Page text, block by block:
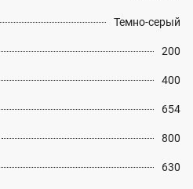
Темно-серый
200
400
654
800
630